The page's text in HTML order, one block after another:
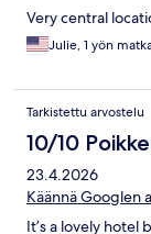
Very central
Julie, 1 yön
Tarkistettu arvostelu
10/10
23.4.2026
Käännä Googlen
It’s a lovely hotel